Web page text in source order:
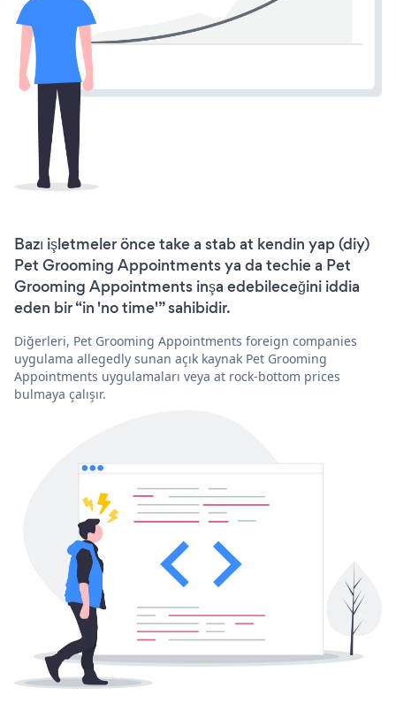
Bazı işletmeler önce take a stab at kendin yap (diy)
Pet Grooming Appointments ya da techie a Pet
Grooming Appointments inşa edebileceğini iddia
eden bir “in 'no time'” sahibidir.
Diğerleri, Pet Grooming Appointments foreign companies
uygulama allegedly sunan açık kaynak Pet Grooming
Appointments uygulamaları veya at rock-bottom prices
bulmaya çalışır.